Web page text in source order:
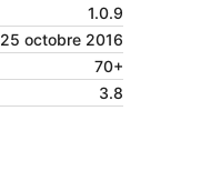
1.0.9
25 octobre 2016
70+
3.8